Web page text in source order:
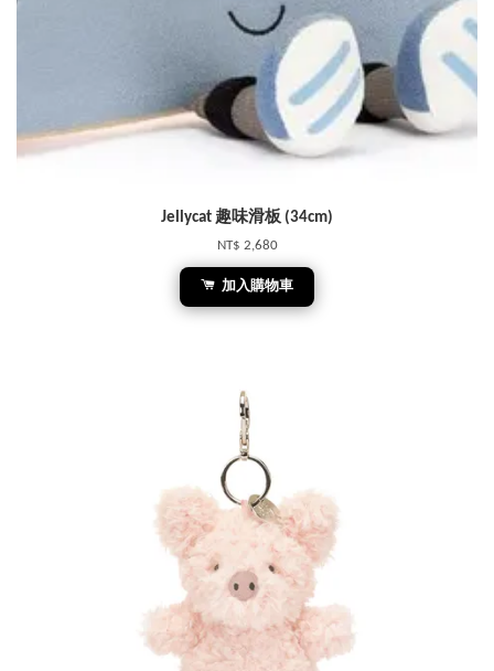
Jellycat 趣味滑板 (34cm)
NT$ 2,680
加入購物車